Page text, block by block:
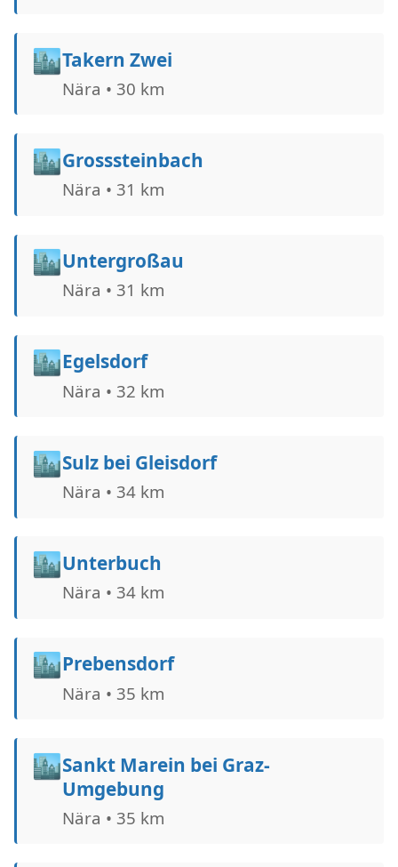
🏙️Takern Zwei
Nära • 30 km
🏙️Grosssteinbach
Nära • 31 km
🏙️Untergroßau
Nära • 31 km
🏙️Egelsdorf
Nära • 32 km
🏙️Sulz bei Gleisdorf
Nära • 34 km
🏙️Unterbuch
Nära • 34 km
🏙️Prebensdorf
Nära • 35 km
🏙️Sankt Marein bei Graz-
Umgebung
Nära • 35 km